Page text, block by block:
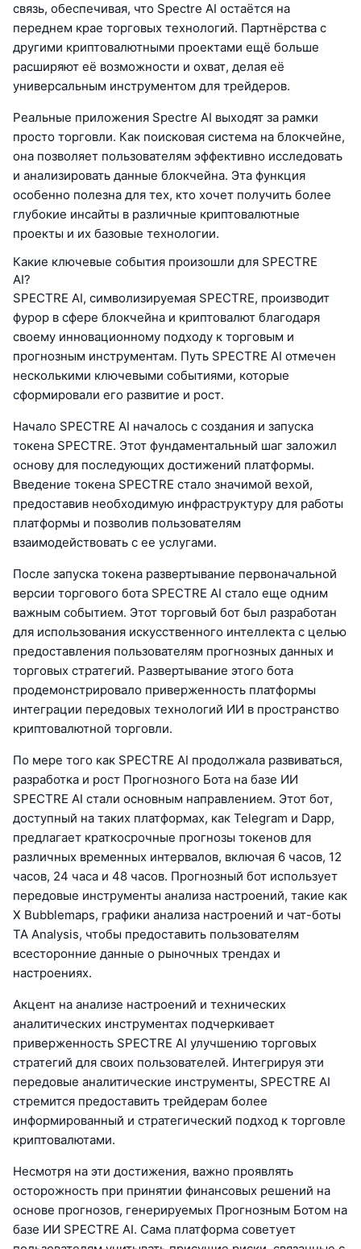
связь, обеспечивая, что Spectre AI остаётся на
переднем крае торговых технологий. Партнёрства с
другими криптовалютными проектами ещё больше
расширяют её возможности и охват, делая её
универсальным инструментом для трейдеров.
Реальные приложения Spectre AI выходят за рамки
просто торговли. Как поисковая система на блокчейне,
она позволяет пользователям эффективно исследовать
и анализировать данные блокчейна. Эта функция
особенно полезна для тех, кто хочет получить более
глубокие инсайты в различные криптовалютные
проекты и их базовые технологии.
Какие ключевые события произошли для SPECTRE
AI?
SPECTRE AI, символизируемая SPECTRE, производит
фурор в сфере блокчейна и криптовалют благодаря
своему инновационному подходу к торговым и
прогнозным инструментам. Путь SPECTRE AI отмечен
несколькими ключевыми событиями, которые
сформировали его развитие и рост.
Начало SPECTRE AI началось с создания и запуска
токена SPECTRE. Этот фундаментальный шаг заложил
основу для последующих достижений платформы.
Введение токена SPECTRE стало значимой вехой,
предоставив необходимую инфраструктуру для работы
платформы и позволив пользователям
взаимодействовать с ее услугами.
После запуска токена развертывание первоначальной
версии торгового бота SPECTRE AI стало еще одним
важным событием. Этот торговый бот был разработан
для использования искусственного интеллекта с целью
предоставления пользователям прогнозных данных и
торговых стратегий. Развертывание этого бота
продемонстрировало приверженность платформы
интеграции передовых технологий ИИ в пространство
криптовалютной торговли.
По мере того как SPECTRE AI продолжала развиваться,
разработка и рост Прогнозного Бота на базе ИИ
SPECTRE AI стали основным направлением. Этот бот,
доступный на таких платформах, как Telegram и Dapp,
предлагает краткосрочные прогнозы токенов для
различных временных интервалов, включая 6 часов, 12
часов, 24 часа и 48 часов. Прогнозный бот использует
передовые инструменты анализа настроений, такие как
X Bubblemaps, графики анализа настроений и чат-боты
TA Analysis, чтобы предоставить пользователям
всесторонние данные о рыночных трендах и
настроениях.
Акцент на анализе настроений и технических
аналитических инструментах подчеркивает
приверженность SPECTRE AI улучшению торговых
стратегий для своих пользователей. Интегрируя эти
передовые аналитические инструменты, SPECTRE AI
стремится предоставить трейдерам более
информированный и стратегический подход к торговле
криптовалютами.
Несмотря на эти достижения, важно проявлять
осторожность при принятии финансовых решений на
основе прогнозов, генерируемых Прогнозным Ботом на
базе ИИ SPECTRE AI. Сама платформа советует